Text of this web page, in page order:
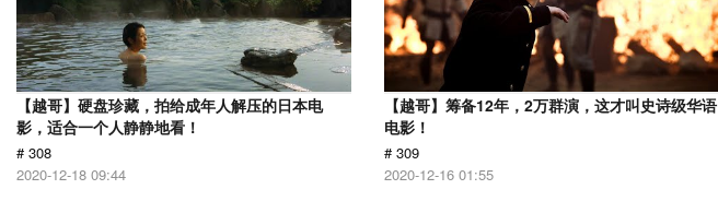
【越哥】硬盘珍藏，拍给成年人解压的日本电
影，适合一个人静静地看！
# 308
2020-12-18 09:44
【越哥】筹备12年，2万群演，这才叫史诗级华语
电影！
# 309
2020-12-16 01:55